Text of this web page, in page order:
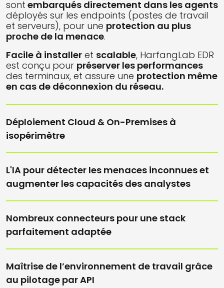
sont embarqués directement dans les agents
déployés sur les endpoints (postes de travail
et serveurs), pour une protection au plus
proche de la menace.
Facile à installer et scalable, HarfangLab EDR
est conçu pour préserver les performances
des terminaux, et assure une protection même
en cas de déconnexion du réseau.
Déploiement Cloud & On-Premises à
isopérimètre
L'IA pour détecter les menaces inconnues et
augmenter les capacités des analystes
Nombreux connecteurs pour une stack
parfaitement adaptée
Maîtrise de l’environnement de travail grâce
au pilotage par API